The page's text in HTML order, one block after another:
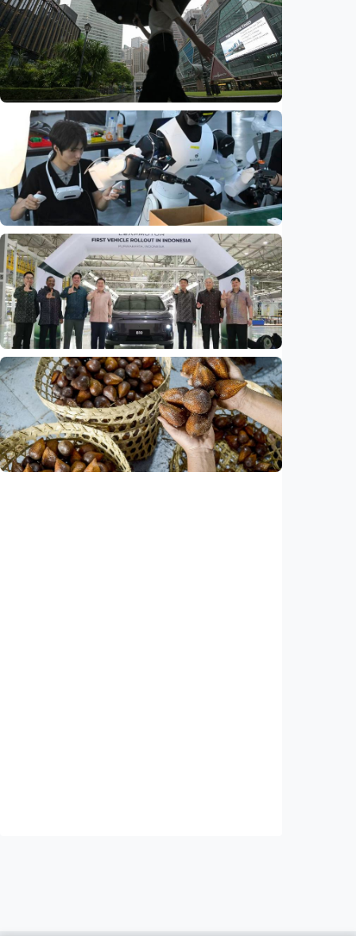
Ekonomi
Biaya usaha naik, perusahaan Singapura
justru lirik Indonesia untuk perluas bisnis
Indonesia•07 Aug 2026
Ekonomi
Fokus Berita – Dari Kereta Cepat Jakarta-
Bandung hingga AI, ini alasan citra China
menguat di dunia
Indonesia •07 Aug 2026
Ekonomi
Leapmotor mulai produksi mobil listrik di
Indonesia, target 34.000 unit per tahun
Indonesia•07 Aug 2026